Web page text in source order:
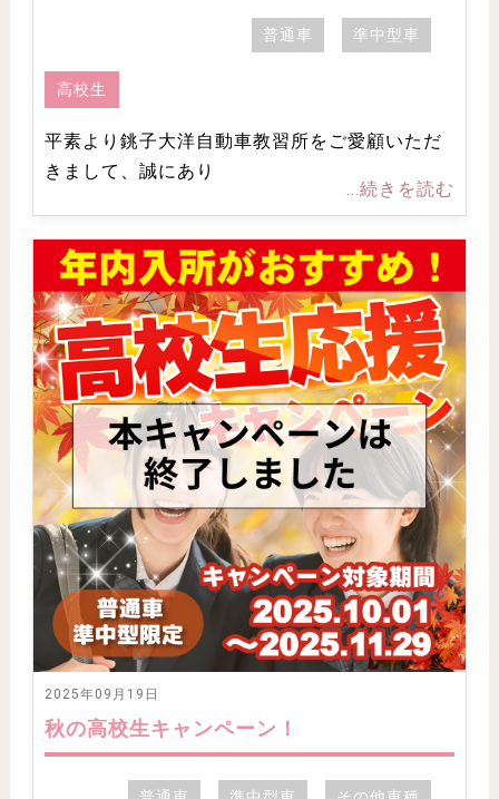
普通車 準中型車
高校生
平素より銚子大洋自動車教習所をご愛顧いただ
きまして、誠にあり
...続きを読む
2025年09月19日
秋の高校生キャンペーン！